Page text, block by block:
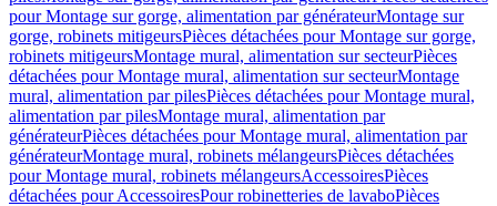
pour Montage sur gorge, alimentation par générateurMontage sur
gorge, robinets mitigeursPièces détachées pour Montage sur gorge,
robinets mitigeursMontage mural, alimentation sur secteurPièces
détachées pour Montage mural, alimentation sur secteurMontage
mural, alimentation par pilesPièces détachées pour Montage mural,
alimentation par pilesMontage mural, alimentation par
générateurPièces détachées pour Montage mural, alimentation par
générateurMontage mural, robinets mélangeursPièces détachées
pour Montage mural, robinets mélangeursAccessoiresPièces
détachées pour AccessoiresPour robinetteries de lavaboPièces